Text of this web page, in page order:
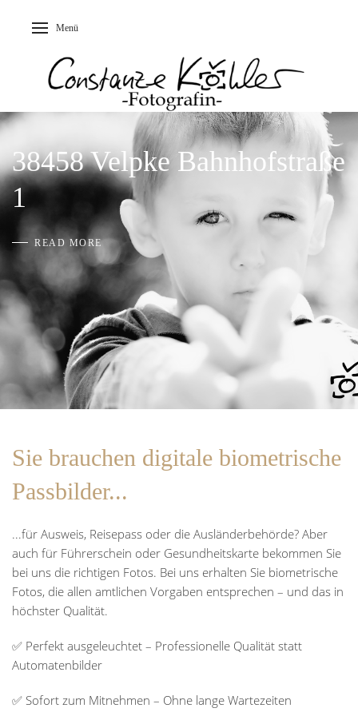
Menü
38458 Velpke Bahnhofstraße
1
READ MORE
Sie brauchen digitale biometrische
Passbilder...
...für Ausweis, Reisepass oder die Ausländerbehörde? Aber
auch für Führerschein oder Gesundheitskarte bekommen Sie
bei uns die richtigen Fotos. Bei uns erhalten Sie biometrische
Fotos, die allen amtlichen Vorgaben entsprechen – und das in
höchster Qualität.
✅ Perfekt ausgeleuchtet – Professionelle Qualität statt
Automatenbilder
✅ Sofort zum Mitnehmen – Ohne lange Wartezeiten